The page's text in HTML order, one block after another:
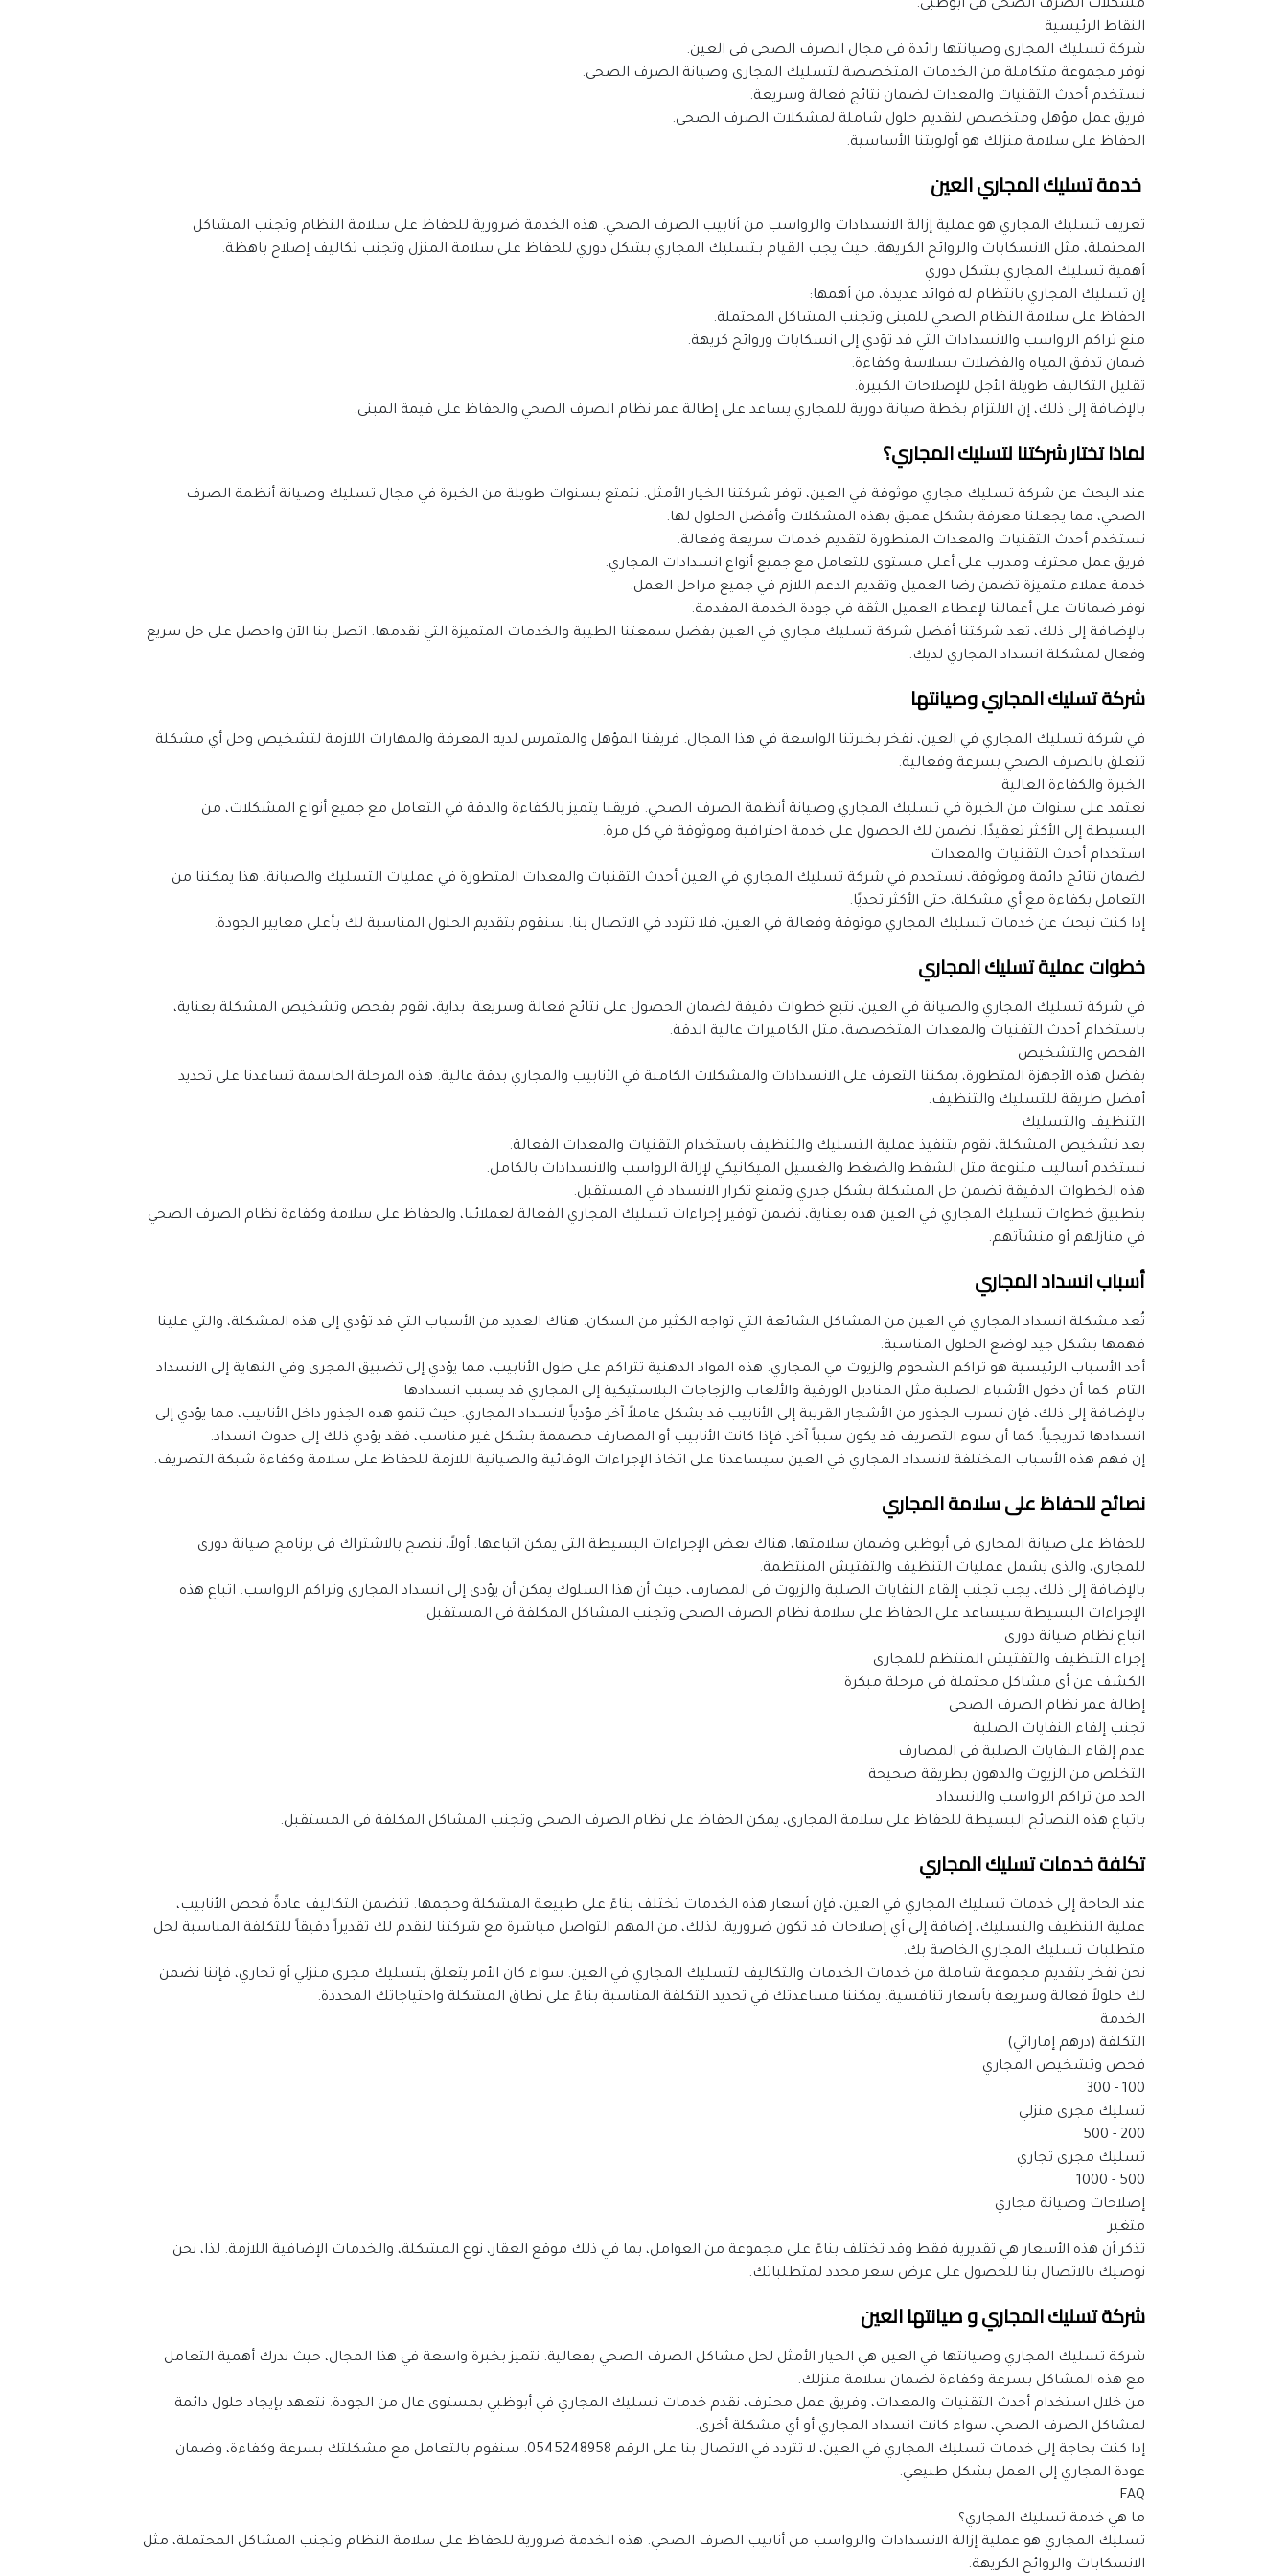
مشكلات الصرف الصحي في أبوظبي.
النقاط الرئيسية
شركة تسليك المجاري وصيانتها رائدة في مجال الصرف الصحي في العين.
نوفر مجموعة متكاملة من الخدمات المتخصصة لتسليك المجاري وصيانة الصرف الصحي.
نستخدم أحدث التقنيات والمعدات لضمان نتائج فعالة وسريعة.
فريق عمل مؤهل ومتخصص لتقديم حلول شاملة لمشكلات الصرف الصحي.
الحفاظ على سلامة منزلك هو أولويتنا الأساسية.
المحتملة، مثل الانسكابات والروائح الكريهة. حيث يجب القيام بـتسليك المجاري بشكل دوري للحفاظ على سلامة المنزل وتجنب تكاليف إصلاح باهظة.
أهمية تسليك المجاري بشكل دوري
إن تسليك المجاري بانتظام له فوائد عديدة، من أهمها:
الحفاظ على سلامة النظام الصحي للمبنى وتجنب المشاكل المحتملة.
منع تراكم الرواسب والانسدادات التي قد تؤدي إلى انسكابات وروائح كريهة.
ضمان تدفق المياه والفضلات بسلاسة وكفاءة.
تقليل التكاليف طويلة الأجل للإصلاحات الكبيرة.
بالإضافة إلى ذلك، إن الالتزام بخطة صيانة دورية للمجاري يساعد على إطالة عمر نظام الصرف الصحي والحفاظ على قيمة المبنى.
لماذا تختار شركتنا لتسليك المجاري؟
الصحي، مما يجعلنا معرفة بشكل عميق بهذه المشكلات وأفضل الحلول لها.
نستخدم أحدث التقنيات والمعدات المتطورة لتقديم خدمات سريعة وفعالة.
فريق عمل محترف ومدرب على أعلى مستوى للتعامل مع جميع أنواع انسدادات المجاري.
خدمة عملاء متميزة تضمن رضا العميل وتقديم الدعم اللازم في جميع مراحل العمل.
نوفر ضمانات على أعمالنا لإعطاء العميل الثقة في جودة الخدمة المقدمة.
وفعال لمشكلة انسداد المجاري لديك.
شركة تسليك المجاري وصيانتها
تتعلق بالصرف الصحي بسرعة وفعالية.
الخبرة والكفاءة العالية
البسيطة إلى الأكثر تعقيدًا. نضمن لك الحصول على خدمة احترافية وموثوقة في كل مرة.
استخدام أحدث التقنيات والمعدات
التعامل بكفاءة مع أي مشكلة، حتى الأكثر تحديًا.
إذا كنت تبحث عن خدمات تسليك المجاري موثوقة وفعالة في العين، فلا تتردد في الاتصال بنا. سنقوم بتقديم الحلول المناسبة لك بأعلى معايير الجودة.
خطوات عملية تسليك المجاري
باستخدام أحدث التقنيات والمعدات المتخصصة، مثل الكاميرات عالية الدقة.
الفحص والتشخيص
أفضل طريقة للتسليك والتنظيف.
التنظيف والتسليك
بعد تشخيص المشكلة، نقوم بتنفيذ عملية التسليك والتنظيف باستخدام التقنيات والمعدات الفعالة.
نستخدم أساليب متنوعة مثل الشفط والضغط والغسيل الميكانيكي لإزالة الرواسب والانسدادات بالكامل.
هذه الخطوات الدقيقة تضمن حل المشكلة بشكل جذري وتمنع تكرار الانسداد في المستقبل.
في منازلهم أو منشآتهم.
أسباب انسداد المجاري
فهمها بشكل جيد لوضع الحلول المناسبة.
التام. كما أن دخول الأشياء الصلبة مثل المناديل الورقية والألعاب والزجاجات البلاستيكية إلى المجاري قد يسبب انسدادها.
انسدادها تدريجياً. كما أن سوء التصريف قد يكون سبباً آخر، فإذا كانت الأنابيب أو المصارف مصممة بشكل غير مناسب، فقد يؤدي ذلك إلى حدوث انسداد.
إن فهم هذه الأسباب المختلفة لانسداد المجاري في العين سيساعدنا على اتخاذ الإجراءات الوقائية والصيانية اللازمة للحفاظ على سلامة وكفاءة شبكة التصريف.
نصائح للحفاظ على سلامة المجاري
للمجاري، والذي يشمل عمليات التنظيف والتفتيش المنتظمة.
الإجراءات البسيطة سيساعد على الحفاظ على سلامة نظام الصرف الصحي وتجنب المشاكل المكلفة في المستقبل.
اتباع نظام صيانة دوري
إجراء التنظيف والتفتيش المنتظم للمجاري
الكشف عن أي مشاكل محتملة في مرحلة مبكرة
إطالة عمر نظام الصرف الصحي
تجنب إلقاء النفايات الصلبة
عدم إلقاء النفايات الصلبة في المصارف
التخلص من الزيوت والدهون بطريقة صحيحة
الحد من تراكم الرواسب والانسداد
باتباع هذه النصائح البسيطة للحفاظ على سلامة المجاري، يمكن الحفاظ على نظام الصرف الصحي وتجنب المشاكل المكلفة في المستقبل.
تكلفة خدمات تسليك المجاري
متطلبات تسليك المجاري الخاصة بك.
لك حلولاً فعالة وسريعة بأسعار تنافسية. يمكننا مساعدتك في تحديد التكلفة المناسبة بناءً على نطاق المشكلة واحتياجاتك المحددة.
الخدمة
التكلفة (درهم إماراتي)
فحص وتشخيص المجاري
100 - 300
تسليك مجرى منزلي
200 - 500
تسليك مجرى تجاري
500 - 1000
إصلاحات وصيانة مجاري
متغير
نوصيك بالاتصال بنا للحصول على عرض سعر محدد لمتطلباتك.
شركة تسليك المجاري و صيانتها العين
مع هذه المشاكل بسرعة وكفاءة لضمان سلامة منزلك.
لمشاكل الصرف الصحي، سواء كانت انسداد المجاري أو أي مشكلة أخرى.
عودة المجاري إلى العمل بشكل طبيعي.
FAQ
ما هي خدمة تسليك المجاري؟
الانسكابات والروائح الكريهة.